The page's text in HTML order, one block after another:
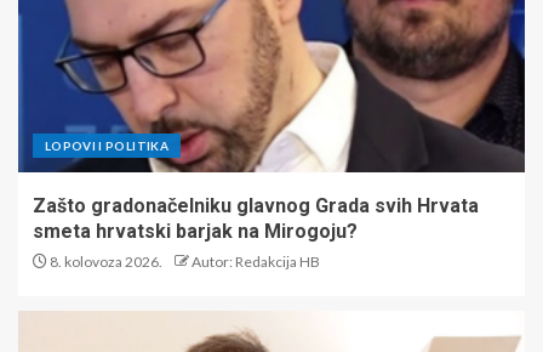
LOPOVI I POLITIKA
Zašto gradonačelniku glavnog Grada svih Hrvata
smeta hrvatski barjak na Mirogoju?
8. kolovoza 2026. Autor: Redakcija HB